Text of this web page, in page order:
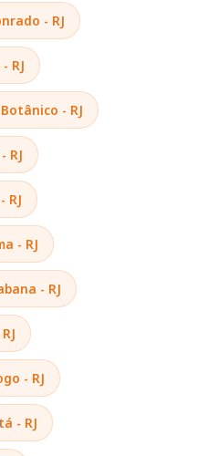
- RJ
RJ
- RJ
RJ
RJ
- RJ
- RJ
- RJ
- RJ